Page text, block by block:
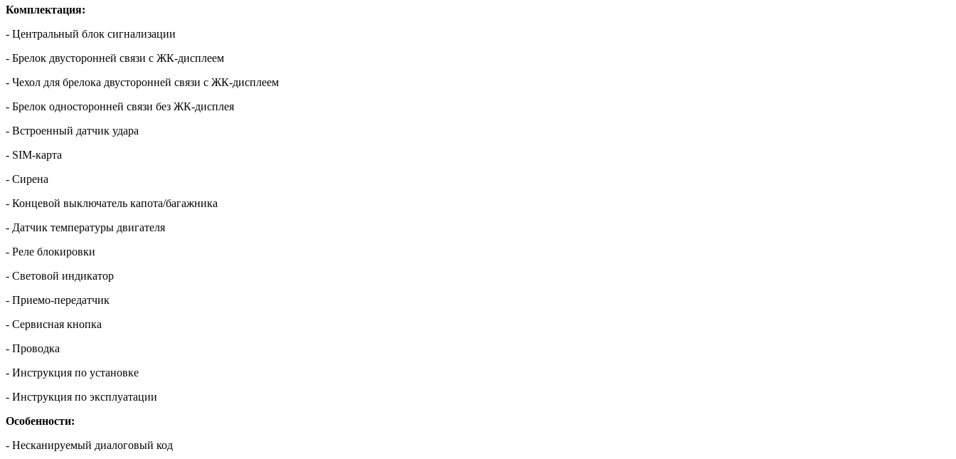
Комплектация:
- Центральный блок сигнализации
- Брелок двусторонней связи с ЖК-дисплеем
- Чехол для брелока двусторонней связи с ЖК-дисплеем
- Брелок односторонней связи без ЖК-дисплея
- Встроенный датчик удара
- SIM-карта
- Сирена
- Концевой выключатель капота/багажника
- Датчик температуры двигателя
- Реле блокировки
- Световой индикатор
- Приемо-передатчик
- Сервисная кнопка
- Проводка
- Инструкция по установке
- Инструкция по эксплуатации
Особенности:
- Несканируемый диалоговый код